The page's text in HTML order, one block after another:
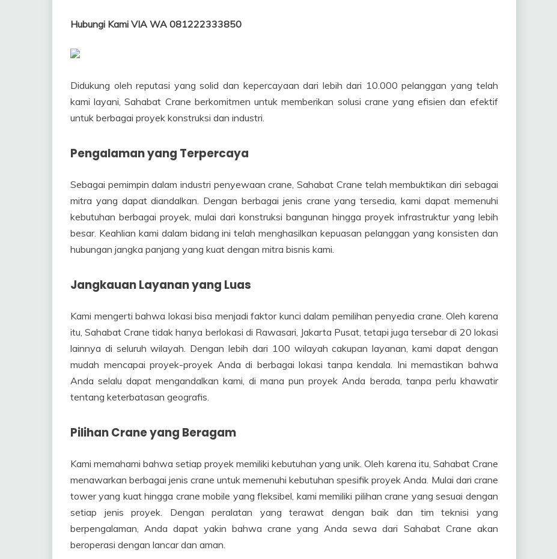
Hubungi Kami VIA WA 081222333850
Didukung oleh reputasi yang solid dan kepercayaan dari lebih dari 10.000 pelanggan yang telah
kami layani, Sahabat Crane berkomitmen untuk memberikan solusi crane yang efisien dan efektif
untuk berbagai proyek konstruksi dan industri.
Pengalaman yang Terpercaya
Sebagai pemimpin dalam industri penyewaan crane, Sahabat Crane telah membuktikan diri sebagai
mitra yang dapat diandalkan. Dengan berbagai jenis crane yang tersedia, kami dapat memenuhi
kebutuhan berbagai proyek, mulai dari konstruksi bangunan hingga proyek infrastruktur yang lebih
besar. Keahlian kami dalam bidang ini telah menghasilkan kepuasan pelanggan yang konsisten dan
hubungan jangka panjang yang kuat dengan mitra bisnis kami.
Jangkauan Layanan yang Luas
Kami mengerti bahwa lokasi bisa menjadi faktor kunci dalam pemilihan penyedia crane. Oleh karena
itu, Sahabat Crane tidak hanya berlokasi di Rawasari, Jakarta Pusat, tetapi juga tersebar di 20 lokasi
lainnya di seluruh wilayah. Dengan lebih dari 100 wilayah cakupan layanan, kami dapat dengan
mudah mencapai proyek-proyek Anda di berbagai lokasi tanpa kendala. Ini memastikan bahwa
Anda selalu dapat mengandalkan kami, di mana pun proyek Anda berada, tanpa perlu khawatir
tentang keterbatasan geografis.
Pilihan Crane yang Beragam
Kami memahami bahwa setiap proyek memiliki kebutuhan yang unik. Oleh karena itu, Sahabat Crane
menawarkan berbagai jenis crane untuk memenuhi kebutuhan spesifik proyek Anda. Mulai dari crane
tower yang kuat hingga crane mobile yang fleksibel, kami memiliki pilihan crane yang sesuai dengan
setiap jenis proyek. Dengan peralatan yang terawat dengan baik dan tim teknisi yang
berpengalaman, Anda dapat yakin bahwa crane yang Anda sewa dari Sahabat Crane akan
beroperasi dengan lancar dan aman.